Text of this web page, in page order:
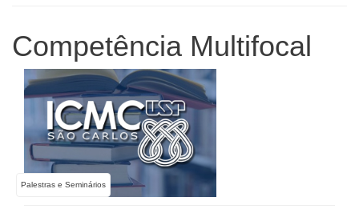
Competência Multifocal
Palestras e Seminários